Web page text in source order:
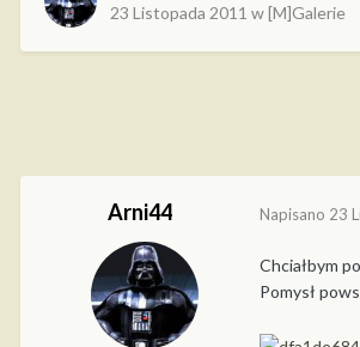
23 Listopada 2011 w[M]Galerie
Arni44 Napisano 23
Chciałbym
Pomysł